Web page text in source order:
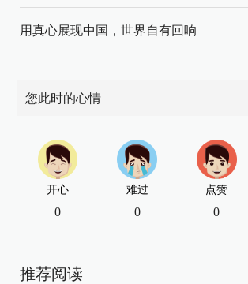
用真心展现中国，世界自有回响
您此时的心情
开心
0
难过
0
点赞
0
推荐阅读